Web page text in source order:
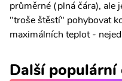
průměrné (plná čára), ale
"troše štěstí" pohybovat
maximálních teplot -
Další populární